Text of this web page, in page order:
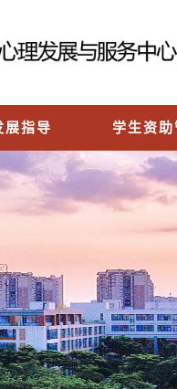
展指导 学生资助